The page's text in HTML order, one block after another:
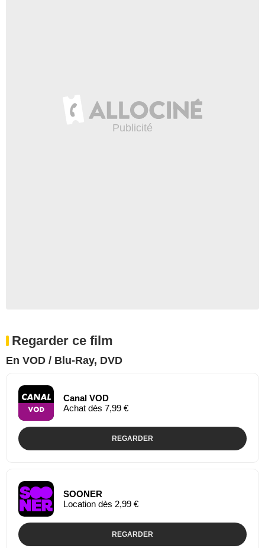
Regarder ce film
En VOD / Blu-Ray, DVD
Canal VOD
Achat dès 7,99 €
REGARDER
SOONER
Location dès 2,99 €
REGARDER